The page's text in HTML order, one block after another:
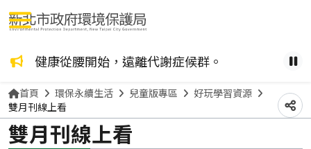
不得銷售或供應檳榔給未滿18歲的兒少或孕婦。 健康從腰開始，遠離代謝症候群。 因暫
選單按鈕
首頁 環保永續生活 兒童版專區
好玩學習資源
雙月刊線上看
分
雙月刊線上看